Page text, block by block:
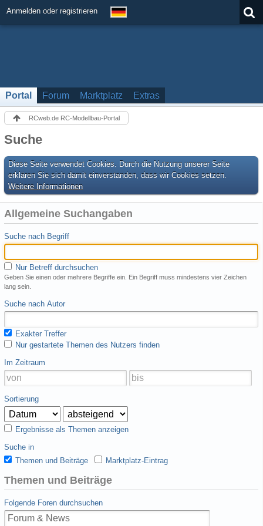
Anmelden oder registrieren
Portal Forum Marktplatz Extras
RCweb.de RC-Modellbau-Portal
Suche
Diese Seite verwendet Cookies. Durch die Nutzung unserer Seite
erklären Sie sich damit einverstanden, dass wir Cookies setzen.
Weitere Informationen
Allgemeine Suchangaben
Suche nach Begriff
Nur Betreff durchsuchen
Geben Sie einen oder mehrere Begriffe ein. Ein Begriff muss mindestens vier Zeichen
lang sein.
Suche nach Autor
Exakter Treffer
Nur gestartete Themen des Nutzers finden
Im Zeitraum
Sortierung
Ergebnisse als Themen anzeigen
Suche in
Themen und Beiträge
Marktplatz-Eintrag
Themen und Beiträge
Folgende Foren durchsuchen